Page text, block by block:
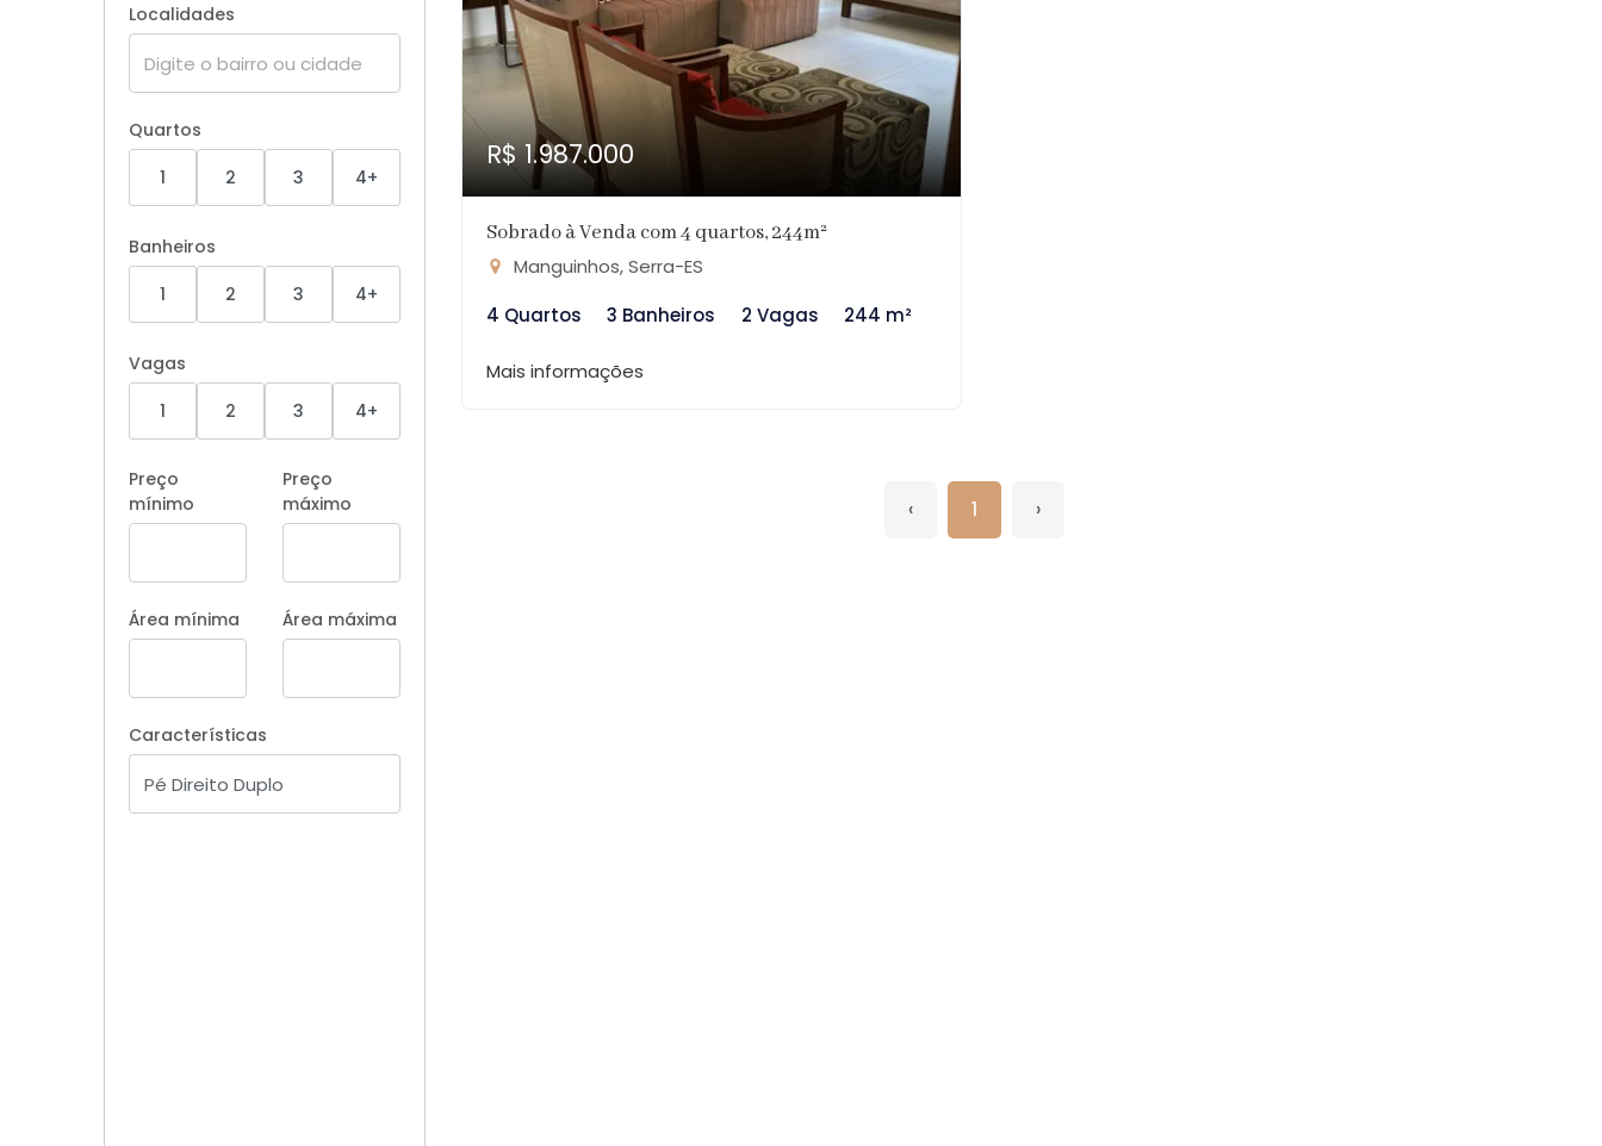
Localidades
Quartos
1
2 3 4+
Banheiros
1
2 3 4+
Vagas
1
2 3 4+
Preço
mínimo
Preço
máximo
Área mínima Área máxima
Características
R$ 1.987.000
Sobrado à Venda com 4 quartos, 244m²
Manguinhos, Serra-ES
4 Quartos
3 Banheiros 2 Vagas 244 m²
Mais informações
‹ 1 ›